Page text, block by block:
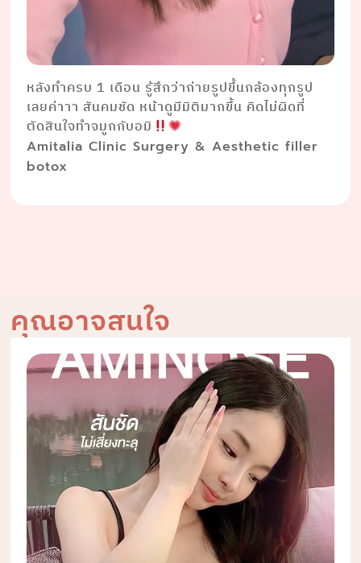
หลังทำครบ 1 เดือน รู้สึกว่าถ่ายรูปขึ้นกล้องทุกรูป
เลยค่าาา สันคมชัด หน้าดูมีมิติมากขึ้น คิดไม่ผิดที่
ตัดสินใจทำจมูกกับอมิ
Amitalia Clinic Surgery & Aesthetic filler
botox
คุณอาจสนใจ